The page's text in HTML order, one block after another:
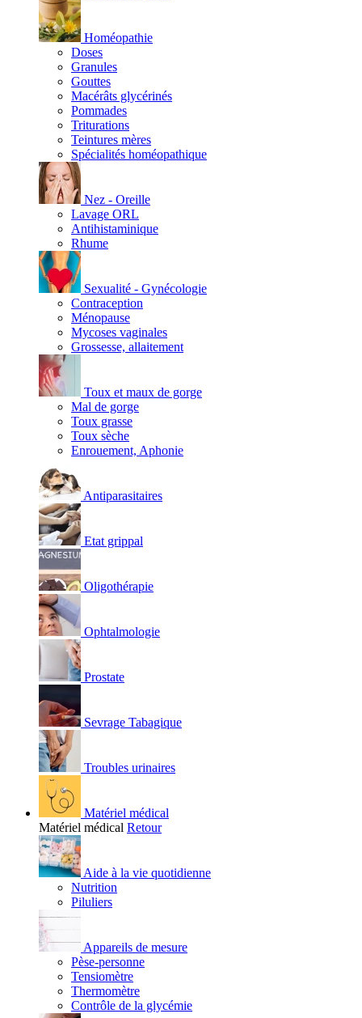
Homéopathie
Doses
Granules
Gouttes
Macérâts glycérinés
Pommades
Triturations
Teintures mères
Spécialités homéopathique
Nez - Oreille
Lavage ORL
Antihistaminique
Rhume
Sexualité - Gynécologie
Contraception
Ménopause
Mycoses vaginales
Grossesse, allaitement
Toux et maux de gorge
Mal de gorge
Toux grasse
Toux sèche
Enrouement, Aphonie
Antiparasitaires
Etat grippal
Oligothérapie
Ophtalmologie
Prostate
Sevrage Tabagique
Troubles urinaires
Matériel médical
Matériel médical Retour
Aide à la vie quotidienne
Nutrition
Piluliers
Appareils de mesure
Pèse-personne
Tensiomètre
Thermomètre
Contrôle de la glycémie